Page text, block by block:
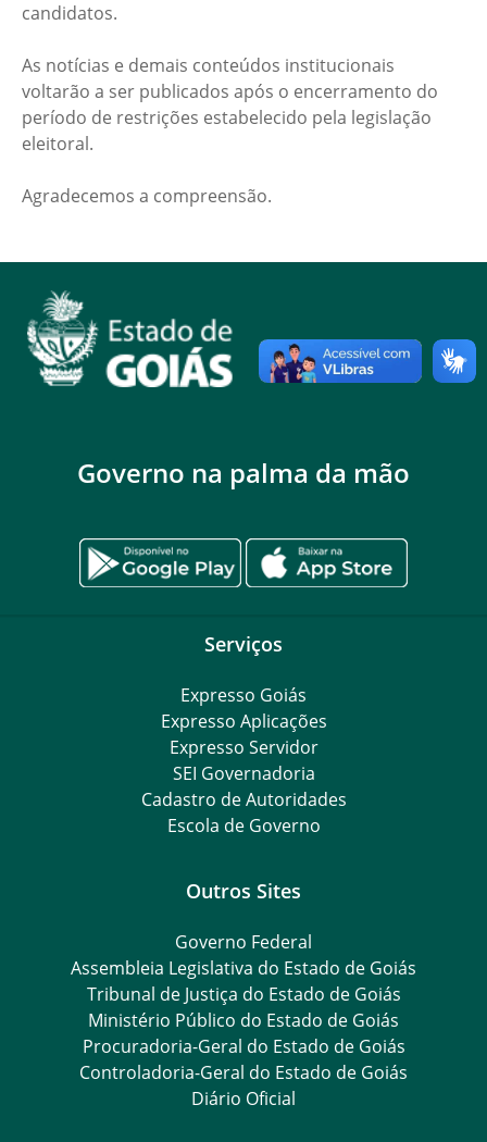
candidatos.
As notícias e demais conteúdos institucionais
voltarão a ser publicados após o encerramento do
período de restrições estabelecido pela legislação
eleitoral.
Agradecemos a compreensão.
Governo na palma da mão
Serviços
Expresso Goiás
Expresso Aplicações
Expresso Servidor
SEI Governadoria
Cadastro de Autoridades
Escola de Governo
Outros Sites
Governo Federal
Assembleia Legislativa do Estado de Goiás
Tribunal de Justiça do Estado de Goiás
Ministério Público do Estado de Goiás
Procuradoria-Geral do Estado de Goiás
Controladoria-Geral do Estado de Goiás
Diário Oficial